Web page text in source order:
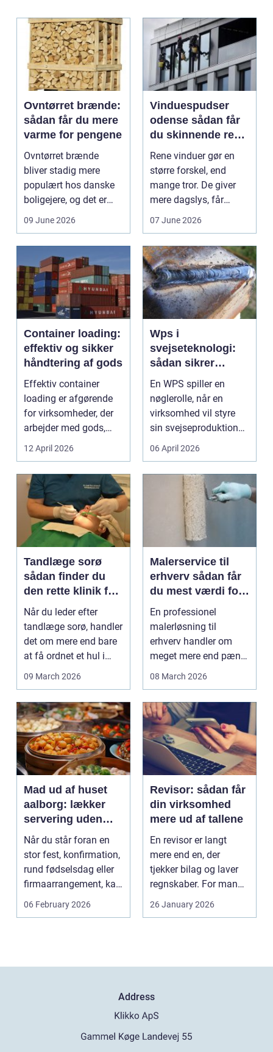
Ovntørret brænde:
sådan får du mere
varme for pengene
Ovntørret brænde
bliver stadig mere
populært hos danske
boligejere, og det er
09 June 2026
Vinduespudser
odense sådan får
du skinnende rene
ruder året rundt
Rene vinduer gør en
større forskel, end
mange tror. De giver
mere dagslys, får
07 June 2026
Container loading:
effektiv og sikker
håndtering af gods
Effektiv container
loading er afgørende
for virksomheder, der
arbejder med gods,
skrot eller ...
12 April 2026
Wps i
svejseteknologi:
sådan sikrer
virksomheder
kvalitet og
sporbarhed
En WPS spiller en
nøglerolle, når en
virksomhed vil styre
sin svejseproduktion
sikkert, ensartet og ...
06 April 2026
Tandlæge sorø
sådan finder du
den rette klinik for
dig
Når du leder efter
tandlæge sorø, handler
det om mere end bare
at få ordnet et hul i
tanden. For man...
09 March 2026
Malerservice til
erhverv sådan får
du mest værdi for
pengene
En professionel
malerløsning til
erhverv handler om
meget mere end pæne
vægge. Malerarbejde
08 March 2026
Mad ud af huset
aalborg: lækker
servering uden
stress
Når du står foran en
stor fest, konfirmation,
rund fødselsdag eller
firmaarrangement, kan
planlægnin...
06 February 2026
Revisor: sådan får
din virksomhed
mere ud af tallene
En revisor er langt
mere end en, der
tjekker bilag og laver
regnskaber. For mange
26 January 2026
Address